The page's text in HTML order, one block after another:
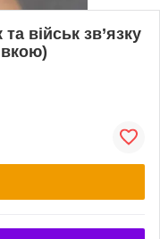
військ зв’язку